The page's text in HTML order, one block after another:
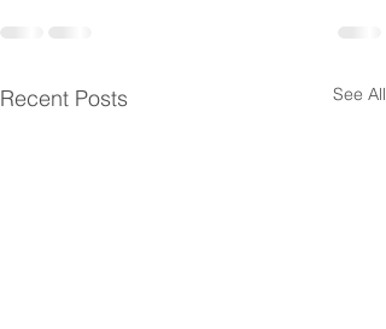
Recent Posts See All